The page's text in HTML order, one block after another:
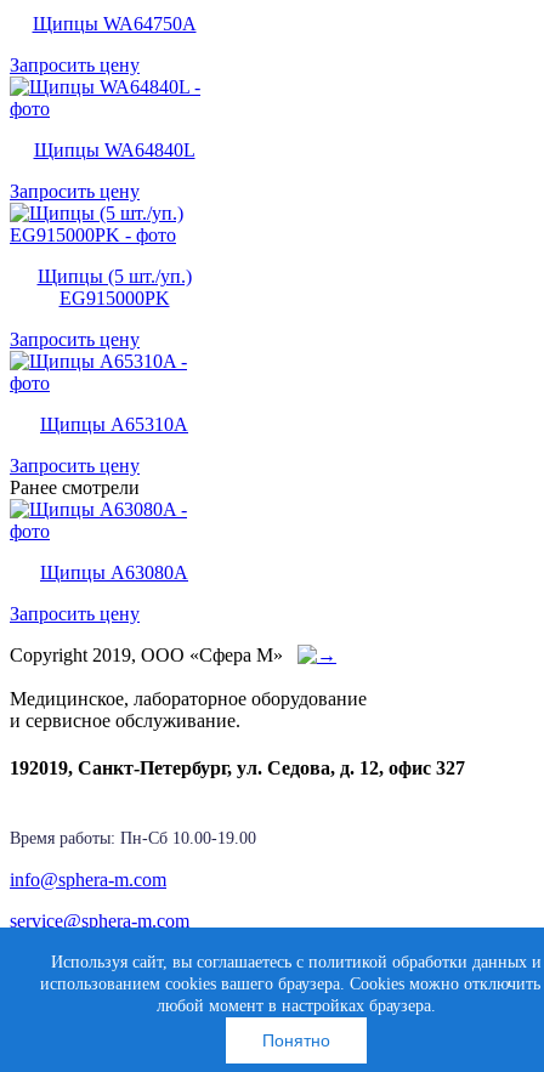
Используя сайт, вы соглашаетесь с политикой обработки данных и
использованием cookies вашего браузера. Cookies можно отключить
любой момент в настройках браузера.
Понятно
Щипцы WA64750A
Запросить цену
Щипцы WA64840L
Запросить цену
Щипцы (5 шт./уп.)
EG915000PK
Запросить цену
Щипцы A65310A
Запросить цену
Ранее смотрели
Щипцы A63080A
Запросить цену
Copyright 2019, ООО «Сфера М»
Медицинское, лабораторное оборудование
и сервисное обслуживание.
192019, Санкт-Петербург, ул. Седова, д. 12, офис 327
Время работы: Пн-Cб 10.00-19.00
info@sphera-m.com
service@sphera-m.com
Создание сайта